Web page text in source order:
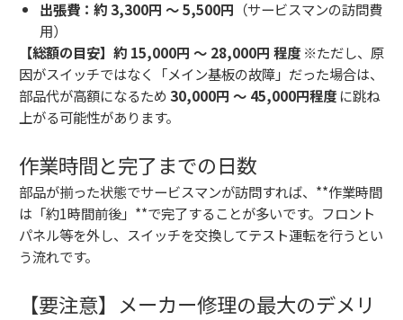
出張費：約 3,300円 〜 5,500円 （サービスマンの訪問費
用）
【総額の目安】約 15,000円 〜 28,000円 程度 ※ただし、原
因がスイッチではなく「メイン基板の故障」だった場合は、
部品代が高額になるため 30,000円 〜 45,000円程度 に跳ね
上がる可能性があります。
作業時間と完了までの日数
部品が揃った状態でサービスマンが訪問すれば、**作業時間
は「約1時間前後」**で完了することが多いです。フロント
パネル等を外し、スイッチを交換してテスト運転を行うとい
う流れです。
【要注意】メーカー修理の最大のデメリ